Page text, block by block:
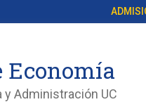
y Administración UC